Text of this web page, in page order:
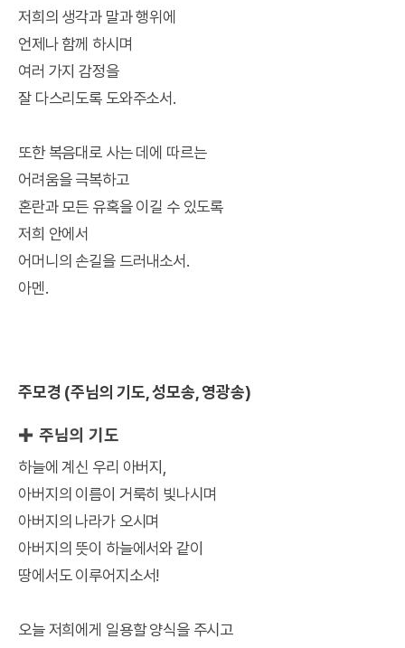
저희의 생각과 말과 행위에
언제나 함께 하시며
여러 가지 감정을
잘 다스리도록 도와주소서.
또한 복음대로 사는 데에 따르는
어려움을 극복하고
혼란과 모든 유혹을 이길 수 있도록
저희 안에서
어머니의 손길을 드러내소서.
아멘.
주모경 (주님의 기도, 성모송, 영광송)
✚ 주님의 기도
하늘에 계신 우리 아버지,
아버지의 이름이 거룩히 빛나시며
아버지의 나라가 오시며
아버지의 뜻이 하늘에서와 같이
땅에서도 이루어지소서!
오늘 저희에게 일용할 양식을 주시고